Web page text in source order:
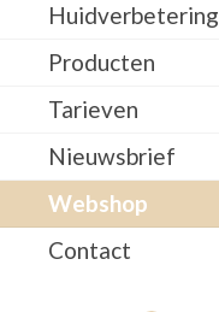
Huidverbetering
Producten
Tarieven
Nieuwsbrief
Webshop
Contact